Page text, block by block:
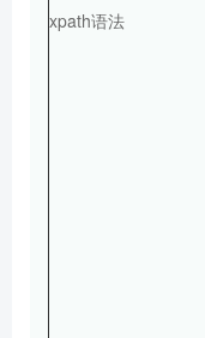
xpath语法